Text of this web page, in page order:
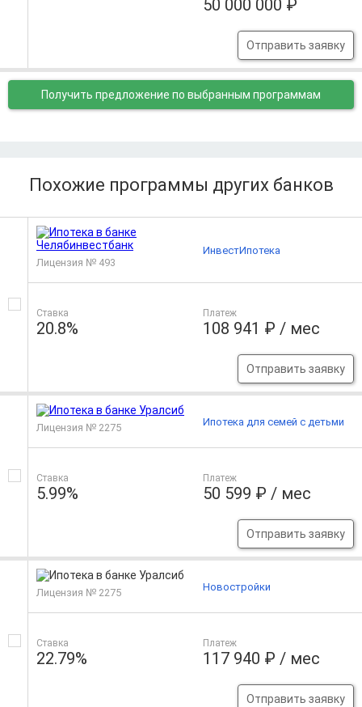
50 000 000 ₽
Отправить заявку
Получить предложение по выбранным программам
Похожие программы других банков
Лицензия № 493
Ставка
20.8%
Платеж
108 941 ₽ / мес
Отправить заявку
ИнвестИпотека
Лицензия № 2275
Ставка
5.99%
Платеж
50 599 ₽ / мес
Отправить заявку
Ипотека для семей с детьми
Лицензия № 2275
Ставка
22.79%
Платеж
117 940 ₽ / мес
Отправить заявку
Новостройки